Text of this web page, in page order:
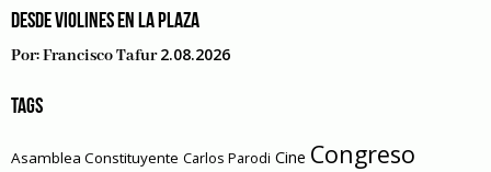
DESDE VIOLINES EN LA PLAZA
Por:Francisco Tafur 2.08.2026
TAGS
Asamblea Constituyente Carlos Parodi Cine Congreso